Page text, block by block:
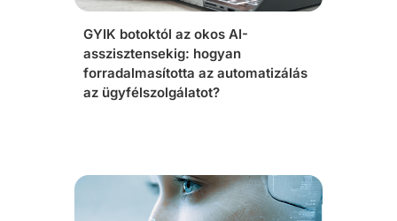
GYIK botoktól az okos AI-
asszisztensekig: hogyan
forradalmasította az automatizálás
az ügyfélszolgálatot?